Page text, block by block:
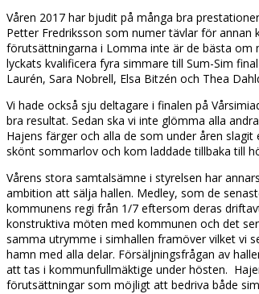
Våren 2017 har bjudit på många bra
Petter Fredriksson som numer tävlar för annan
förutsättningarna i Lomma inte är de bästa om
lyckats kvalificera fyra simmare till Sum-Sim
Laurén, Sara Nobrell, Elsa Bitzén och Thea
Vi hade också sju deltagare i finalen på
bra resultat. Sedan ska vi inte glömma alla
Hajens färger och alla de som under åren
skönt sommarlov och kom laddade tillbaka till
Vårens stora samtalsämne i styrelsen har
ambition att sälja hallen. Medley, som de
kommunens regi från 1/7 eftersom deras
konstruktiva möten med kommunen och det
samma utrymme i simhallen framöver vilket vi
hamn med alla delar. Försäljningsfrågan av
att tas i kommunfullmäktige under hösten.
förutsättningar som möjligt att bedriva både